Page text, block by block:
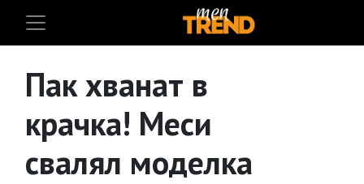
Пак хванат в
крачка! Меси
свалял моделка